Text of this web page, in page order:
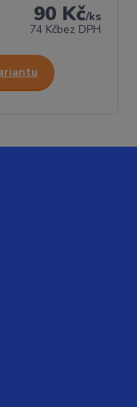
90 Kč/ks
74 Kčbez DPH